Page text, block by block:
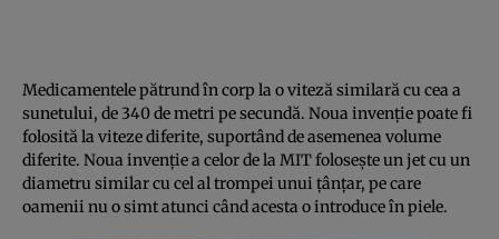
Medicamentele pătrund în corp la o viteză similară cu cea a
sunetului, de 340 de metri pe secundă. Noua invenţie poate fi
folosită la viteze diferite, suportând de asemenea volume
diferite. Noua invenţie a celor de la MIT foloseşte un jet cu un
diametru similar cu cel al trompei unui ţânţar, pe care
oamenii nu o simt atunci când acesta o introduce în piele.